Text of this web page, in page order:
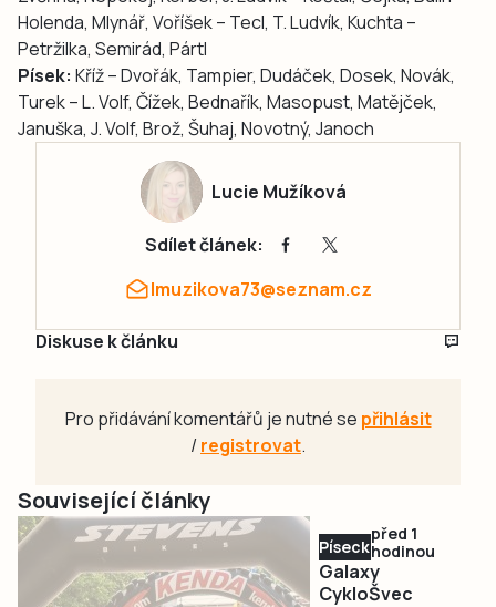
Holenda, Mlynář, Voříšek – Tecl, T. Ludvík, Kuchta –
Petržilka, Semirád, Pártl
Písek: Kříž – Dvořák, Tampier, Dudáček, Dosek, Novák,
Turek – L. Volf, Čížek, Bednařík, Masopust, Matějček,
Januška, J. Volf, Brož, Šuhaj, Novotný, Janoch
Lucie Mužíková
Sdílet článek:
lmuzikova73@seznam.cz
Diskuse k článku
Pro přidávání komentářů je nutné se přihlásit
/registrovat.
Související články
Písecko
před 1
hodinou
Galaxy
CykloŠvec